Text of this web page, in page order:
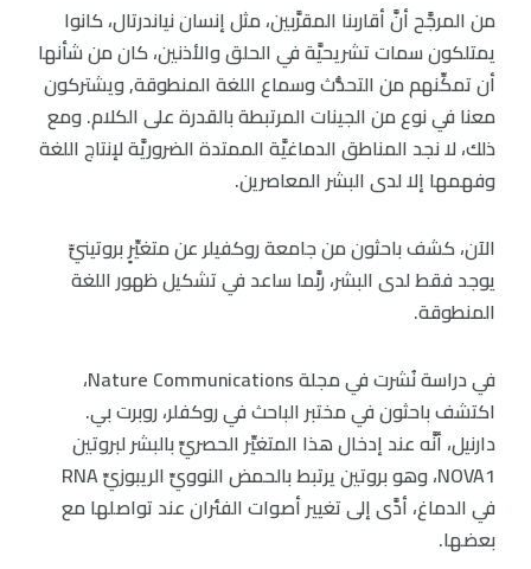
من المرجَّح أنَّ أقاربنا المقرَّبين، مثل إنسان نياندرتال، كانوا
يمتلكون سمات تشريحيَّة في الحلق والأذنين، كان من شأنها
أن تمكِّنهم من التحدُّث وسماع اللغة المنطوقة, ويشتركون
معنا في نوع من الجينات المرتبطة بالقدرة على الكلام. ومع
ذلك، لا نجد المناطق الدماغيَّة الممتدة الضروريَّة لإنتاج اللغة
وفهمها إلا لدى البشر المعاصرين.
الآن، كشف باحثون من جامعة روكفيلر عن متغيِّرٍ بروتينيٍّ
يوجد فقط لدى البشر، ربَّما ساعد في تشكيل ظهور اللغة
المنطوقة.
في دراسة نُشرت في مجلة Nature Communications،
اكتشف باحثون في مختبر الباحث في روكفلر، روبرت بي.
دارنيل، أنَّه عند إدخال هذا المتغيِّر الحصريِّ بالبشر لبروتين
NOVA1، وهو بروتين يرتبط بالحمض النوويِّ الريبوزيِّ RNA
في الدماغ، أدَّى إلى تغيير أصوات الفئران عند تواصلها مع
بعضها.